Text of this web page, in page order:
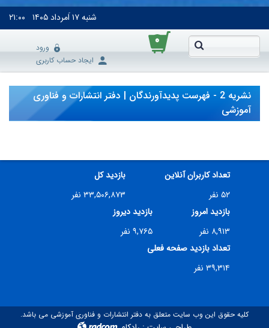
شنبه۱۷ اَمرداد ۱۴۰۵ ۲۱:۰۰
۰
ورود
ایجاد حساب کاربری
نشریه 2 - فهرست پدیدآورندگان | دفتر انتشارات و فناوری
آموزشی
تعداد کاربران آنلاین
۵۲ نفر
بازدید کل
۳۳,۵۰۶,۸۷۳ نفر
بازدید امروز
۸,۹۱۳ نفر
بازدید دیروز
۹,۷۶۵ نفر
تعداد بازدید صفحه فعلی
۳۹,۳۱۴ نفر
کلیه حقوق این وب سایت متعلق به دفتر انتشارات و فناوری آموزشی می باشد.